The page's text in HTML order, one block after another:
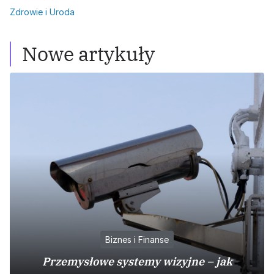
Zdrowie i Uroda
Nowe artykuły
Biznes i Finanse
Przemysłowe systemy wizyjne – jak